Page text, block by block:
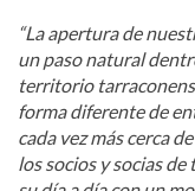
“La apertura de
un paso natural
territorio
forma diferente de
cada vez más cerca
los socios y socias